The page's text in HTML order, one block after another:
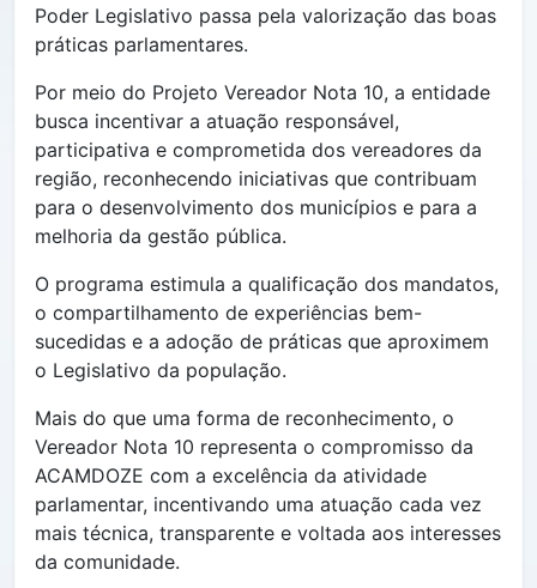
Poder Legislativo passa pela valorização das boas
práticas parlamentares.
Por meio do Projeto Vereador Nota 10, a entidade
busca incentivar a atuação responsável,
participativa e comprometida dos vereadores da
região, reconhecendo iniciativas que contribuam
para o desenvolvimento dos municípios e para a
melhoria da gestão pública.
O programa estimula a qualificação dos mandatos,
o compartilhamento de experiências bem-
sucedidas e a adoção de práticas que aproximem
o Legislativo da população.
Mais do que uma forma de reconhecimento, o
Vereador Nota 10 representa o compromisso da
ACAMDOZE com a excelência da atividade
parlamentar, incentivando uma atuação cada vez
mais técnica, transparente e voltada aos interesses
da comunidade.